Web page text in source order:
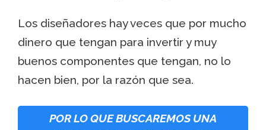
Los diseñadores hay veces que por mucho
dinero que tengan para invertir y muy
buenos componentes que tengan, no lo
hacen bien, por la razón que sea.
POR LO QUE BUSCAREMOS UNA